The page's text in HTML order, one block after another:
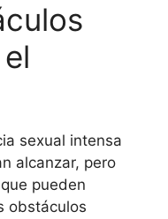
sexual intensa
alcanzar, pero
pueden
obstáculos